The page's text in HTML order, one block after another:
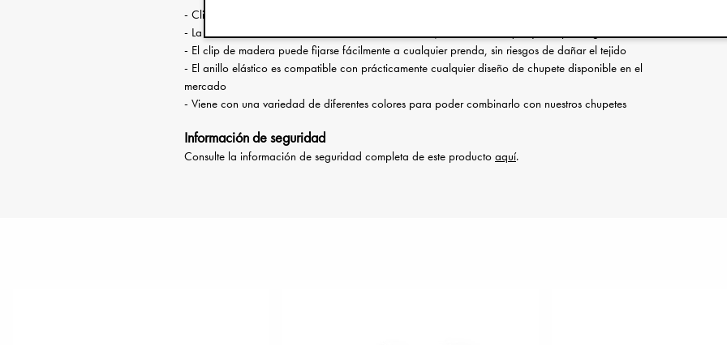
- Clip para chupete decorado con detalles de madera barnizada
- La hebilla de metal está hecha de acero inoxidable, no contiene níquel y es hipoalergénica
- El clip de madera puede fijarse fácilmente a cualquier prenda, sin riesgos de dañar el tejido
- El anillo elástico es compatible con prácticamente cualquier diseño de chupete disponible en el
mercado
- Viene con una variedad de diferentes colores para poder combinarlo con nuestros chupetes
Información de seguridad
Consulte la información de seguridad completa de este producto aquí.